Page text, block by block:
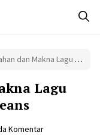
Lagu Cool With You dari NewJeans
Lagu
Komentar